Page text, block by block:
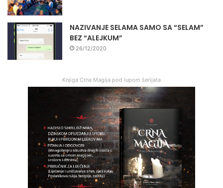
NAZIVANJE SELAMA SAMO SA “SELAM”
BEZ “ALEJKUM”
26/12/2020
Knjiga Crna Magija pod lupom šerijata